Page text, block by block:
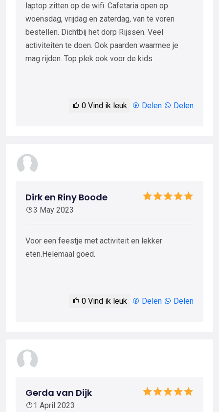
laptop zitten op de wifi. Cafetaria open op
woensdag, vrijdag en zaterdag, van te voren
bestellen. Dichtbij het dorp Rijssen. Veel
activiteiten te doen. Ook paarden waarmee je
mag rijden. Top plek ook voor de kids
0 Vind ik leuk Delen Delen
Dirk en Riny Boode
3 May 2023
Voor een feestje met activiteit en lekker
eten.Helemaal goed.
0 Vind ik leuk Delen Delen
Gerda van Dijk
1 April 2023